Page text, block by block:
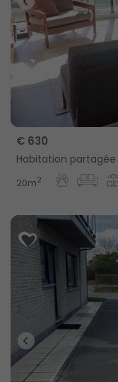
€ 630
Habitation
20m2